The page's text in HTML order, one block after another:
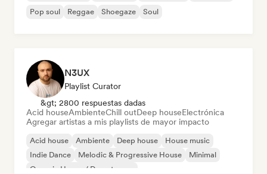
Pop soul
Reggae Shoegaze Soul
N3UX
Playlist Curator
&gt; 2800 respuestas dadas
Acid houseAmbienteChill outDeep houseElectrónica
Agregar artistas a mis playlists de mayor impacto
Acid house Ambiente Deep house
House music
Indie Dance
Melodic & Progressive House
Minimal
Organic House / Downtempo